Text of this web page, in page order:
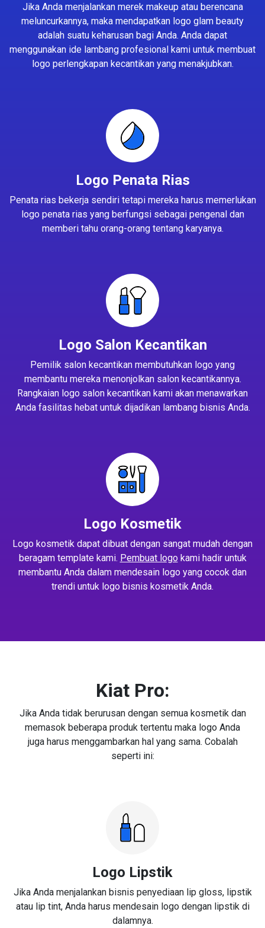
Jika Anda menjalankan merek makeup atau berencana
meluncurkannya, maka mendapatkan logo glam beauty
adalah suatu keharusan bagi Anda. Anda dapat
menggunakan ide lambang profesional kami untuk membuat
logo perlengkapan kecantikan yang menakjubkan.
Logo Penata Rias
Penata rias bekerja sendiri tetapi mereka harus memerlukan
logo penata rias yang berfungsi sebagai pengenal dan
memberi tahu orang-orang tentang karyanya.
Logo Salon Kecantikan
Pemilik salon kecantikan membutuhkan logo yang
membantu mereka menonjolkan salon kecantikannya.
Rangkaian logo salon kecantikan kami akan menawarkan
Anda fasilitas hebat untuk dijadikan lambang bisnis Anda.
Logo Kosmetik
Logo kosmetik dapat dibuat dengan sangat mudah dengan
beragam template kami. Pembuat logokami hadir untuk
membantu Anda dalam mendesain logo yang cocok dan
trendi untuk logo bisnis kosmetik Anda.
Kiat Pro:
Jika Anda tidak berurusan dengan semua kosmetik dan
memasok beberapa produk tertentu maka logo Anda
juga harus menggambarkan hal yang sama. Cobalah
seperti ini:
Logo Lipstik
Jika Anda menjalankan bisnis penyediaan lip gloss, lipstik
atau lip tint, Anda harus mendesain logo dengan lipstik di
dalamnya.